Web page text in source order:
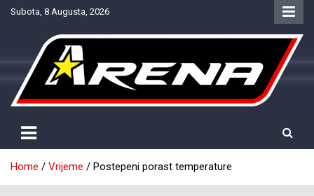
SkipSubota, 8 Augusta, 2026
NTV Arena
Home Vrijeme Postepeni porast temperature